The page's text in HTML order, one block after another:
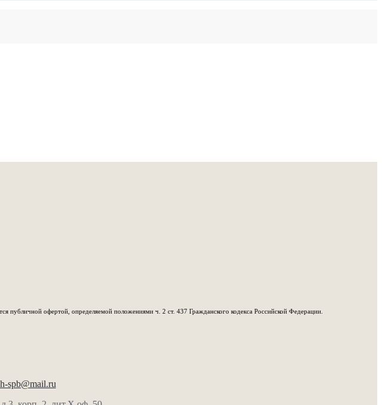
публичной офертой, определяемой положениями ч. 2 ст. 437 Гражданского кодекса Российской Федерации.
spb@mail.ru